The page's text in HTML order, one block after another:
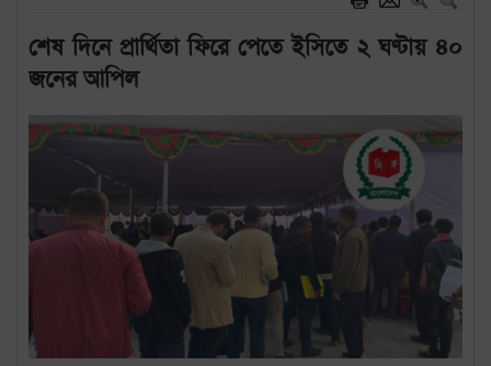
শেষ দিনে প্রার্থিতা ফিরে পেতে ইসিতে ২ ঘণ্টায় ৪০
জনের আপিল